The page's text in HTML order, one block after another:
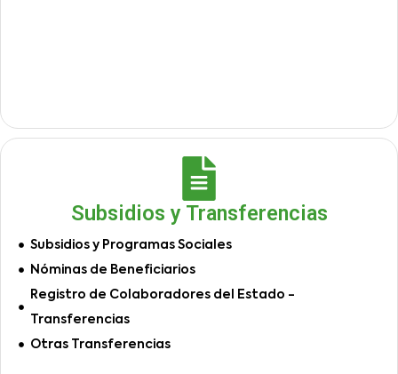
Subsidios y Transferencias
Subsidios y Programas Sociales
Nóminas de Beneficiarios
Registro de Colaboradores del Estado -
Transferencias
Otras Transferencias